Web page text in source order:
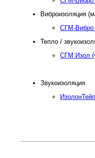
Виброизоляция
СГМ-Вибро
Тепло /
СГМ Изол
Звукоизоляция.